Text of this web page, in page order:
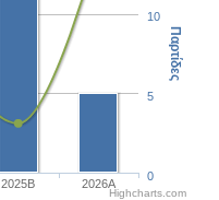
2025B 2026A
0
5
10
Παρτίδες
Highcharts.com